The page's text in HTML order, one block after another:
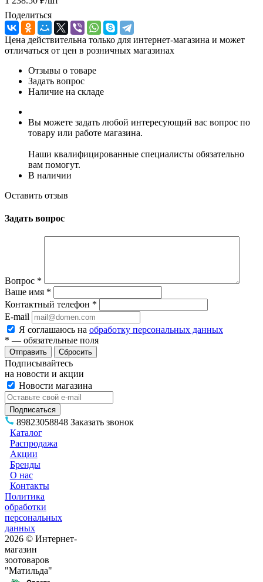
Поделиться
Цена действительна только для интернет-магазина и может
отличаться от цен в розничных магазинах
Отзывы о товаре
Задать вопрос
Наличие на складе
Вы можете задать любой интересующий вас вопрос по
товару или работе магазина.
Наши квалифицированные специалисты обязательно
вам помогут.
В наличии
Оставить отзыв
Задать вопрос
Вопрос *
Ваше имя *
Контактный телефон *
E-mail
Я соглашаюсь на обработку персональных данных
* — обязательные поля
Сбросить
Подписывайтесь
на новости и акции
Новости магазина
89823058848 Заказать звонок
Каталог
Распродажа
Акции
Бренды
О нас
Контакты
Политика
обработки
персональных
данных
2026 © Интернет-
магазин
зоотоваров
"Матильда"